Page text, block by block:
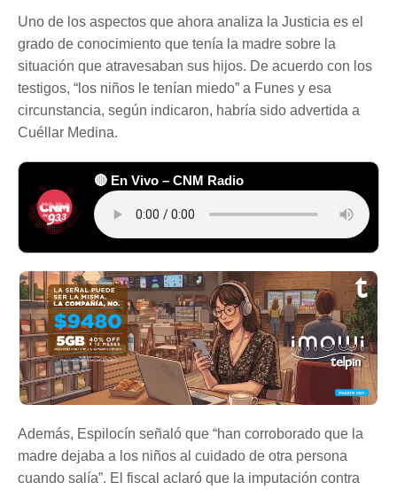
Uno de los aspectos que ahora analiza la Justicia es el
grado de conocimiento que tenía la madre sobre la
situación que atravesaban sus hijos. De acuerdo con los
testigos, “los niños le tenían miedo” a Funes y esa
circunstancia, según indicaron, habría sido advertida a
Cuéllar Medina.
🔴 En Vivo – CNM Radio
Además, Espilocín señaló que “han corroborado que la
madre dejaba a los niños al cuidado de otra persona
cuando salía”. El fiscal aclaró que la imputación contra